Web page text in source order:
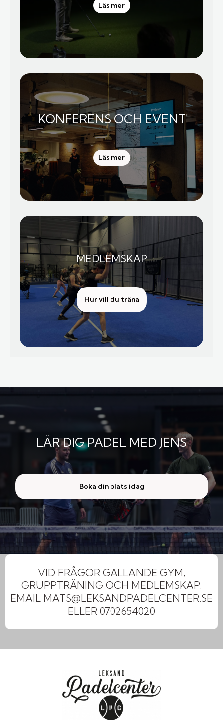
Läs mer
KONFERENS OCH EVENT
Läs mer
MEDLEMSKAP
Hur vill du träna
LÄR DIG PADEL MED JENS
Boka din plats idag
VID FRÅGOR GÄLLANDE GYM,
GRUPPTRÄNING OCH MEDLEMSKAP.
EMAIL MATS@LEKSANDPADELCENTER.SE
ELLER 0702654020